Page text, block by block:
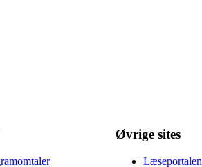
Øvrige sites
Læseportalen